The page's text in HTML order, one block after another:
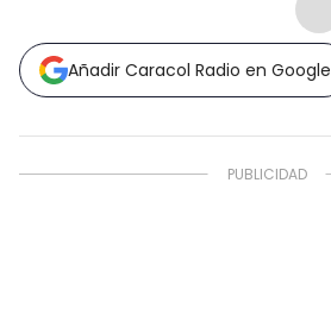
Añadir Caracol Radio en Google